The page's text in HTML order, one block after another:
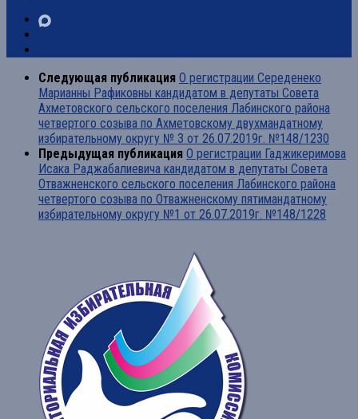
Следующая публикация О регистрации Середенеко
Марианны Рафиковны кандидатом в депутаты Совета
Ахметовского сельского поселения Лабинского района
четвертого созыва по Ахметовскому двухмандатному
избирательному округу № 3 от 26.07.2019г. №148/1230
Предыдущая публикация О регистрации Гаджикеримова
Исака Раджабалиевича кандидатом в депутаты Совета
Отважненского сельского поселения Лабинского района
четвертого созыва по Отважненскому пятимандатному
избирательному округу №1 от 26.07.2019г. №148/1228